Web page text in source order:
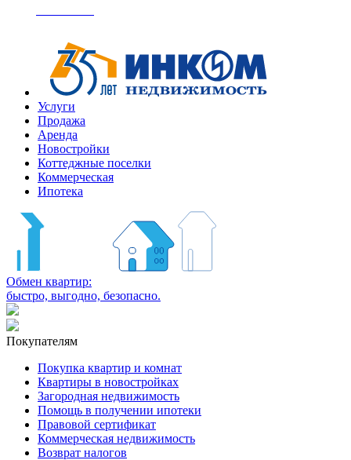
Услуги
Продажа
Аренда
Новостройки
Коттеджные поселки
Коммерческая
Ипотека
Обмен квартир:
быстро, выгодно, безопасно.
Покупателям
Покупка квартир и комнат
Квартиры в новостройках
Загородная недвижимость
Помощь в получении ипотеки
Правовой сертификат
Коммерческая недвижимость
Возврат налогов